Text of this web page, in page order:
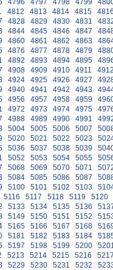
4796 4797 4798 4799
4812 4813 4814 4815
4828 4829 4830 4831
4844 4845 4846 4847
4860 4861 4862 4863
4876 4877 4878 4879
4892 4893 4894 4895
4908 4909 4910 4911
4924 4925 4926 4927
4940 4941 4942 4943
4956 4957 4958 4959
4972 4973 4974 4975
4988 4989 4990 4991
5004 5005 5006 5007
5020 5021 5022 5023
5036 5037 5038 5039
5052 5053 5054 5055
5068 5069 5070 5071
5084 5085 5086 5087
5100 5101 5102 5103
5116 5117 5118 5119
5120
5133 5134 5135 5136
5149 5150 5151 5152
5165 5166 5167 5168
5181 5182 5183 5184
5197 5198 5199 5200
5213 5214 5215 5216
5229 5230 5231 5232